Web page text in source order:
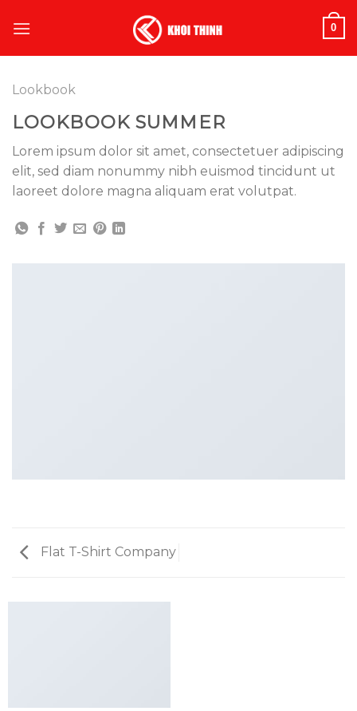
0
Lookbook
LOOKBOOK SUMMER
Lorem ipsum dolor sit amet, consectetuer adipiscing
elit, sed diam nonummy nibh euismod tincidunt ut
laoreet dolore magna aliquam erat volutpat.
Flat T-Shirt Company